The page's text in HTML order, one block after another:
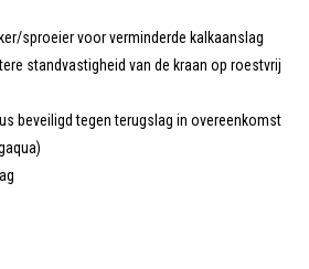
sproeier voor verminderde kalkaanslag
standvastigheid van de kraan op roestvrij
beveiligd tegen terugslag in overeenkomst